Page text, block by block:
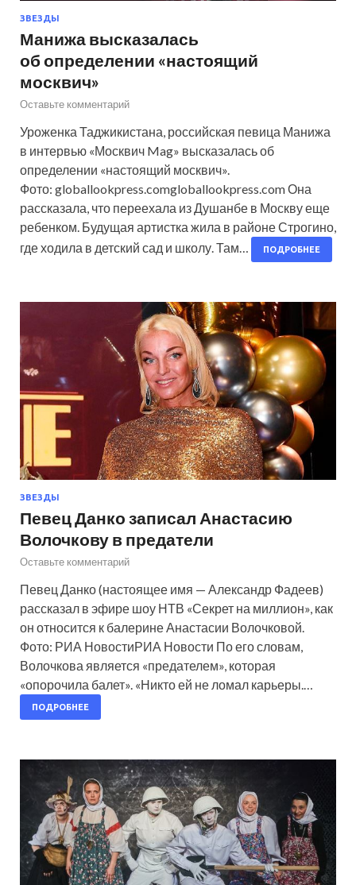
ЗВЕЗДЫ
Манижа высказалась
об определении «настоящий
москвич»
Оставьте комментарий
Уроженка Таджикистана, российская певица Манижа
в интервью «Москвич Mag» высказалась об
определении «настоящий москвич».
Фото: globallookpress.comgloballookpress.com Она
рассказала, что переехала из Душанбе в Москву еще
ребенком. Будущая артистка жила в районе Строгино,
где ходила в детский сад и школу. Там…
ПОДРОБНЕЕ
ЗВЕЗДЫ
Певец Данко записал Анастасию
Волочкову в предатели
Оставьте комментарий
Певец Данко (настоящее имя — Александр Фадеев)
рассказал в эфире шоу НТВ «Секрет на миллион», как
он относится к балерине Анастасии Волочковой.
Фото: РИА НовостиРИА Новости По его словам,
Волочкова является «предателем», которая
«опорочила балет». «Никто ей не ломал карьеры.…
ПОДРОБНЕЕ